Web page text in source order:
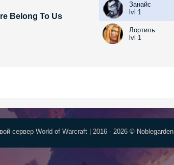
Belong To Us
Занайс
lvl 1
Лортиль
lvl 1
сервер World of Warcraft | 2016 - 2026 © Noblegarden